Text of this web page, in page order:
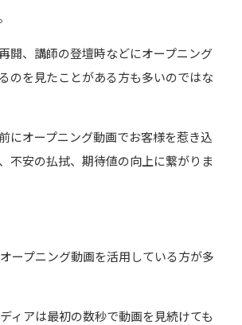
開、講師の登壇時などにオープニング
のを見たことがある方も多いのではな
にオープニング動画でお客様を惹き込
不安の払拭、期待値の向上に繋がりま
ープニング動画を活用している方が多
ィアは最初の数秒で動画を見続けても